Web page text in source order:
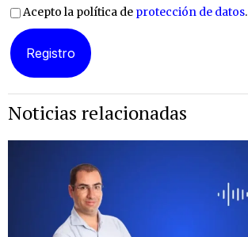
Acepto la política de protección de datos.
Noticias relacionadas